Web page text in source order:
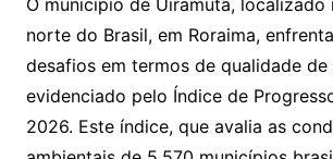
O município de Uiramutã, localizado
norte do Brasil, em Roraima,
desafios em termos de qualidade
evidenciado pelo Índice de
2026. Este índice, que avalia as